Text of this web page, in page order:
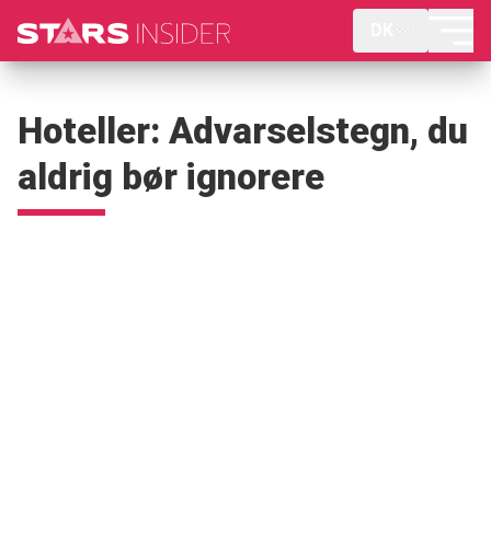
Hoteller: Advarselstegn, du
aldrig bør ignorere